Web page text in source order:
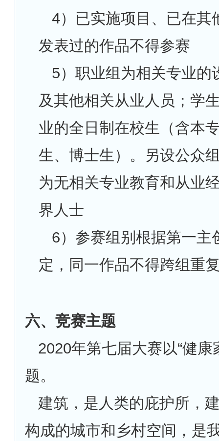
4）已实施项目、已在其
发表过的作品不得参赛
5）职业组为相关专业的
及其他相关从业人员；学
业的全日制在校生（含本
生、博士生）。另设公众
为无相关专业教育和从业
界人士
6）参赛组别根据第一主
定，同一作品不得跨组重
六、竞赛主题
2020年第七届大赛以“健康
题。
建筑，是人类的庇护所，
构成的城市和乡村空间，是